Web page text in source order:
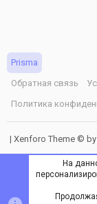
Prisma
Обратная связь
Политика
| Xenforo Theme © by
На